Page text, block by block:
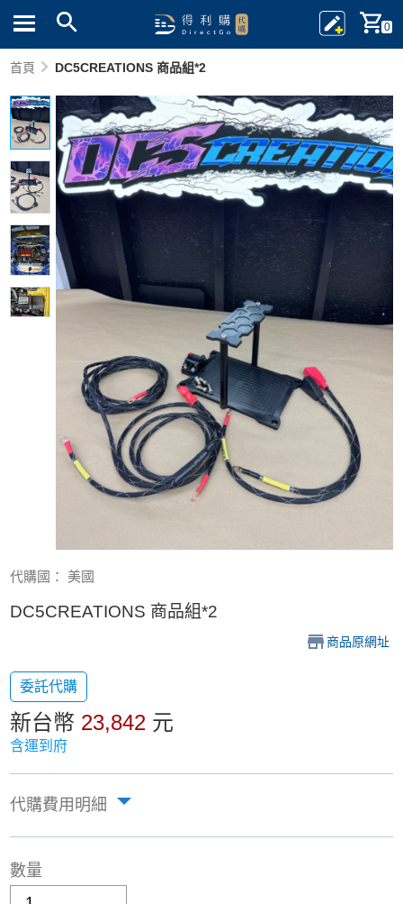
0
首頁 DC5CREATIONS 商品組*2
代購國： 美國
DC5CREATIONS 商品組*2
商品原網址
委託代購
新台幣 23,842 元
含運到府
代購費用明細
數量